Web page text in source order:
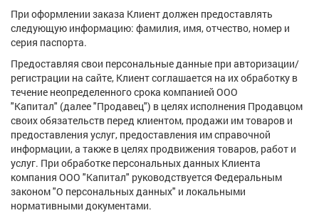
При оформлении заказа Клиент должен предоставлять
следующую информацию: фамилия, имя, отчество, номер и
серия паспорта.
Предоставляя свои персональные данные при авторизации/
регистрации на сайте, Клиент соглашается на их обработку в
течение неопределенного срока компанией ООО
"Капитал" (далее "Продавец") в целях исполнения Продавцом
своих обязательств перед клиентом, продажи им товаров и
предоставления услуг, предоставления им справочной
информации, а также в целях продвижения товаров, работ и
услуг. При обработке персональных данных Клиента
компания ООО "Капитал" руководствуется Федеральным
законом "О персональных данных" и локальными
нормативными документами.